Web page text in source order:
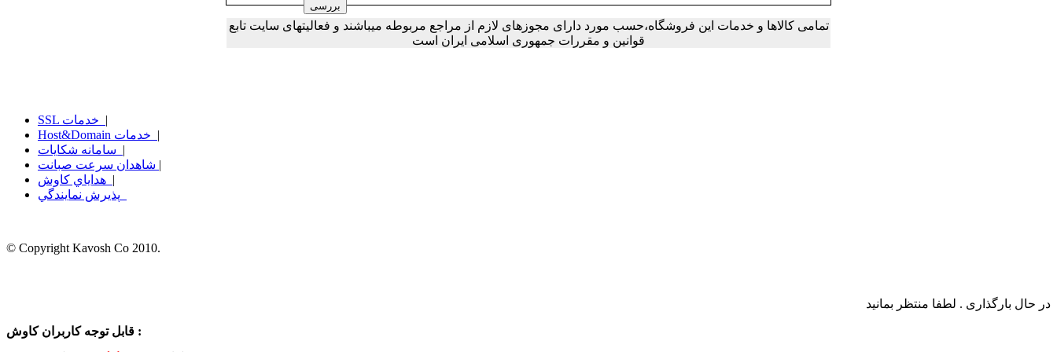
تمامی کالاها و خدمات این فروشگاه،حسب مورد دارای مجوزهای لازم از مراجع مربوطه میباشند و فعالیتهای سایت تابع
قوانین و مقررات جمهوری اسلامی ایران است
|
|
|
|
|
© Copyright Kavosh Co 2010.
در حال بارگذاری . لطفا منتظر بمانید
قابل توجه کاربران کاوش :